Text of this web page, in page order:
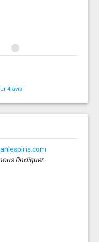
4 avis
l'indiquer.